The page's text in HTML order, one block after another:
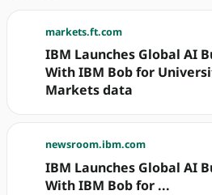
markets.ft.com
IBM Launches Global AI
With IBM Bob for
Markets data
newsroom.ibm.com
IBM Launches Global AI
With IBM Bob for ...